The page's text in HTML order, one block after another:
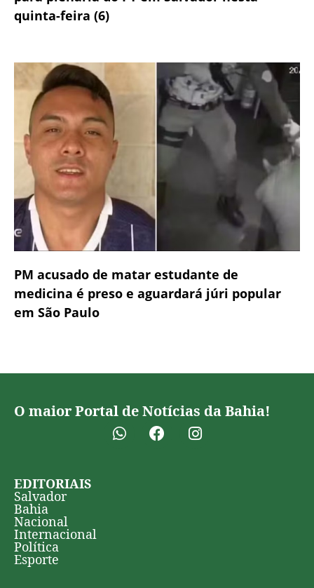
quinta-feira (6)
PM acusado de matar estudante de
medicina é preso e aguardará júri popular
em São Paulo
O maior Portal de Notícias da Bahia!
EDITORIAIS
Salvador
Bahia
Nacional
Internacional
Política
Esporte